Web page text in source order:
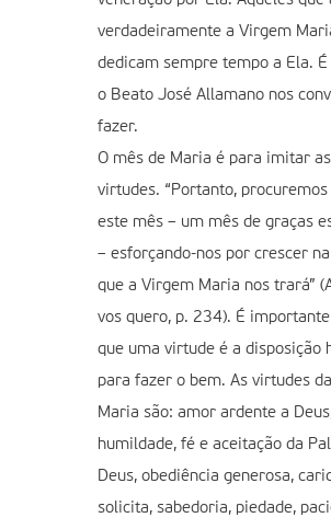
verdadeiramente a Virgem
dedicam sempre tempo a Ela.
o Beato José Allamano nos
fazer.
O mês de Maria é para imitar
virtudes. “Portanto,
este mês – um mês de graças
– esforçando-nos por crescer
que a Virgem Maria nos trará”
vos quero, p. 234). É
que uma virtude é a disposição
para fazer o bem. As virtudes
Maria são: amor ardente a
humildade, fé e aceitação da
Deus, obediência generosa,
solicita, sabedoria, piedade,